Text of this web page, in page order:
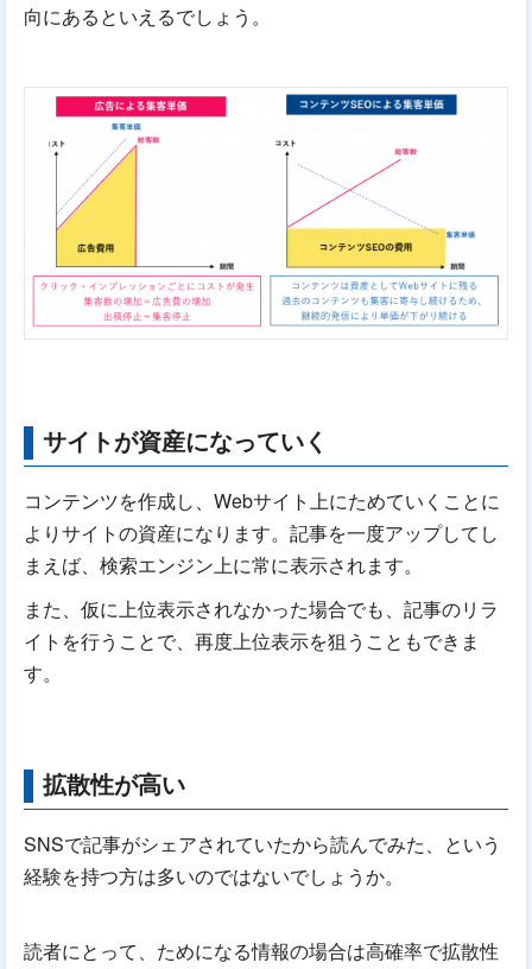
向にあるといえるでしょう。
サイトが資産になっていく
コンテンツを作成し、Webサイト上にためていくことに
よりサイトの資産になります。記事を一度アップしてし
まえば、検索エンジン上に常に表示されます。
また、仮に上位表示されなかった場合でも、記事のリラ
イトを行うことで、再度上位表示を狙うこともできま
す。
拡散性が高い
SNSで記事がシェアされていたから読んでみた、という
経験を持つ方は多いのではないでしょうか。
読者にとって、ためになる情報の場合は高確率で拡散性